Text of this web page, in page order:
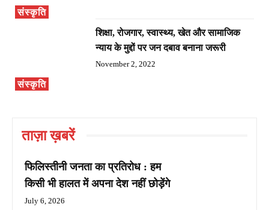
संस्कृति
संस्कृति
शिक्षा, रोजगार, स्वास्थ्य, खेत और सामाजिक
न्याय के मुद्दों पर जन दबाव बनाना जरूरी
November 2, 2022
ताज़ा ख़बरें
फिलिस्तीनी जनता का प्रतिरोध : हम
किसी भी हालत में अपना देश नहीं छोड़ेंगे
July 6, 2026